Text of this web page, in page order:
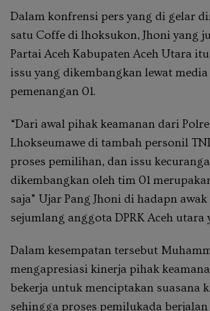
Dalam konfrensi pers yang di gelar
satu Coffe di lhoksukon, Jhoni yang
Partai Aceh Kabupaten Aceh Utara
issu yang dikembangkan lewat
pemenangan 01.
“Dari awal pihak keamanan dari
Lhokseumawe di tambah personil
proses pemilihan, dan issu
dikembangkan oleh tim 01
saja” Ujar Pang Jhoni di hadapn
sejumlang anggota DPRK Aceh utara
Dalam kesempatan tersebut
mengapresiasi kinerja pihak
bekerja untuk menciptakan suasana
sehingga proses pemilukada berjalan